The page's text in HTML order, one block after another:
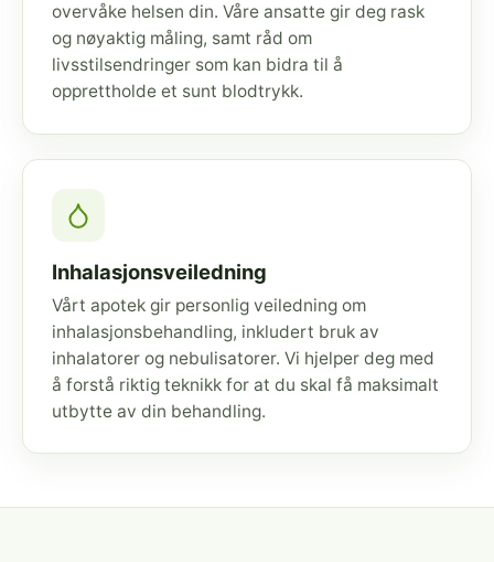
overvåke helsen din. Våre ansatte gir deg rask
og nøyaktig måling, samt råd om
livsstilsendringer som kan bidra til å
opprettholde et sunt blodtrykk.
Inhalasjonsveiledning
Vårt apotek gir personlig veiledning om
inhalasjonsbehandling, inkludert bruk av
inhalatorer og nebulisatorer. Vi hjelper deg med
å forstå riktig teknikk for at du skal få maksimalt
utbytte av din behandling.